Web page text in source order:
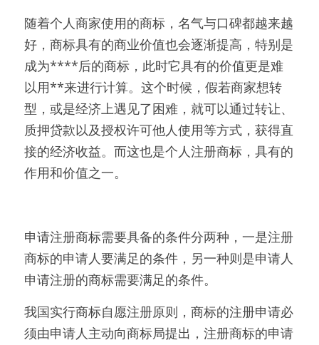
随着个人商家使用的商标，名气与口碑都越来越
好，商标具有的商业价值也会逐渐提高，特别是
成为****后的商标，此时它具有的价值更是难
以用**来进行计算。这个时候，假若商家想转
型，或是经济上遇见了困难，就可以通过转让、
质押贷款以及授权许可他人使用等方式，获得直
接的经济收益。而这也是个人注册商标，具有的
作用和价值之一。
申请注册商标需要具备的条件分两种，一是注册
商标的申请人要满足的条件，另一种则是申请人
申请注册的商标需要满足的条件。
我国实行商标自愿注册原则，商标的注册申请必
须由申请人主动向商标局提出，注册商标的申请